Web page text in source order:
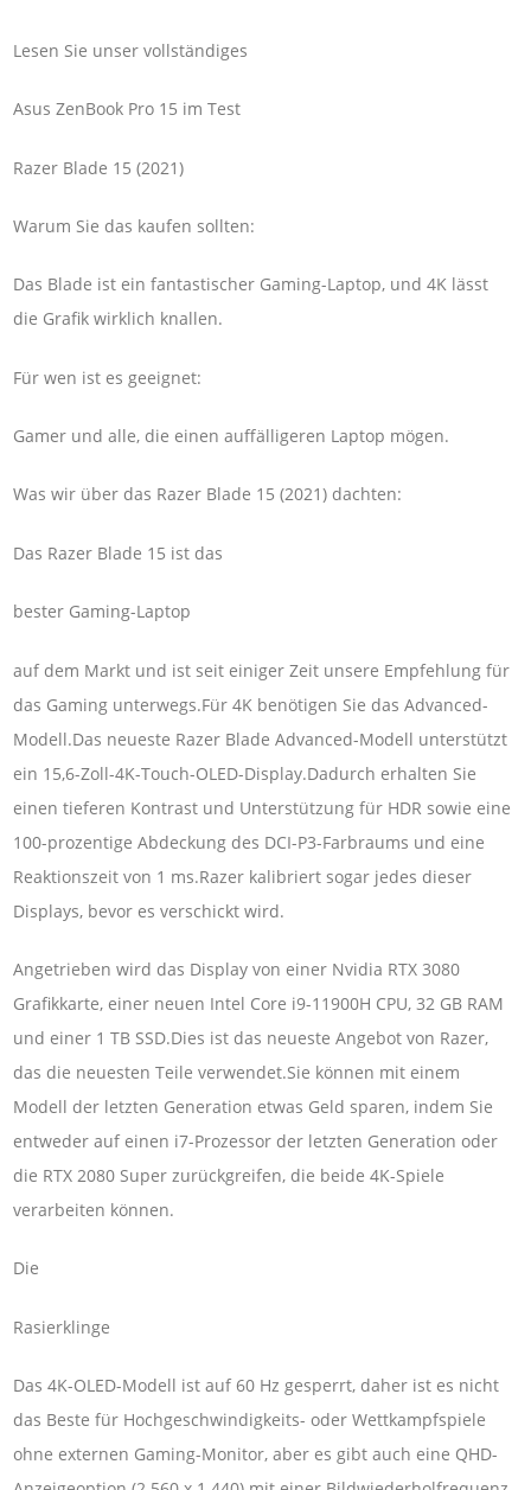
Lesen Sie unser vollständiges
Asus ZenBook Pro 15 im Test
Razer Blade 15 (2021)
Warum Sie das kaufen sollten:
Das Blade ist ein fantastischer Gaming-Laptop, und 4K lässt
die Grafik wirklich knallen.
Für wen ist es geeignet:
Gamer und alle, die einen auffälligeren Laptop mögen.
Was wir über das Razer Blade 15 (2021) dachten:
Das Razer Blade 15 ist das
bester Gaming-Laptop
auf dem Markt und ist seit einiger Zeit unsere Empfehlung für
das Gaming unterwegs.Für 4K benötigen Sie das Advanced-
Modell.Das neueste Razer Blade Advanced-Modell unterstützt
ein 15,6-Zoll-4K-Touch-OLED-Display.Dadurch erhalten Sie
einen tieferen Kontrast und Unterstützung für HDR sowie eine
100-prozentige Abdeckung des DCI-P3-Farbraums und eine
Reaktionszeit von 1 ms.Razer kalibriert sogar jedes dieser
Displays, bevor es verschickt wird.
Angetrieben wird das Display von einer Nvidia RTX 3080
Grafikkarte, einer neuen Intel Core i9-11900H CPU, 32 GB RAM
und einer 1 TB SSD.Dies ist das neueste Angebot von Razer,
das die neuesten Teile verwendet.Sie können mit einem
Modell der letzten Generation etwas Geld sparen, indem Sie
entweder auf einen i7-Prozessor der letzten Generation oder
die RTX 2080 Super zurückgreifen, die beide 4K-Spiele
verarbeiten können.
Die
Rasierklinge
Das 4K-OLED-Modell ist auf 60 Hz gesperrt, daher ist es nicht
das Beste für Hochgeschwindigkeits- oder Wettkampfspiele
ohne externen Gaming-Monitor, aber es gibt auch eine QHD-